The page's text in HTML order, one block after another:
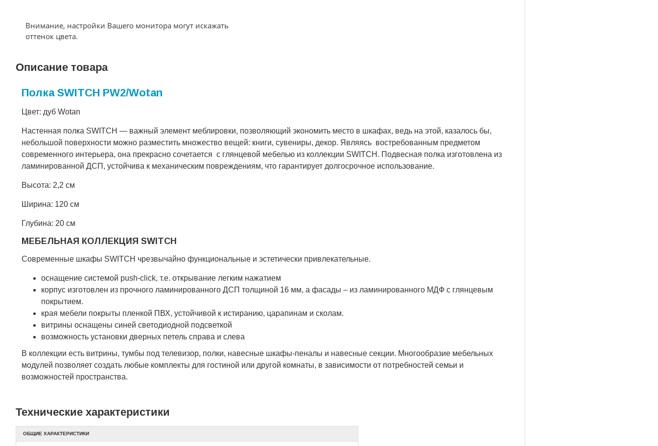
Внимание, настройки Вашего монитора могут искажать
оттенок цвета.
Описание товара
Полка SWITCH PW2/Wotan
Цвет: дуб Wotan
Настенная полка SWITCH — важный элемент меблировки, позволяющий экономить место в шкафах, ведь на этой, казалось бы,
небольшой поверхности можно разместить множество вещей: книги, сувениры, декор. Являясь востребованным предметом
современного интерьера, она прекрасно сочетается с глянцевой мебелью из коллекции SWITCH. Подвесная полка изготовлена ​​из
ламинированной ДСП, устойчива к механическим повреждениям, что гарантирует долгосрочное использование.
Высота: 2,2 см
Ширина: 120 см
Глубина: 20 см
МЕБЕЛЬНАЯ КОЛЛЕКЦИЯ SWITCH
Современные шкафы SWITCH чрезвычайно функциональные и эстетически привлекательные.
оснащение системой push-click, т.е. открывание легким нажатием
корпус изготовлен из прочного ламинированного ДСП толщиной 16 мм, а фасады – из ламинированного МДФ с глянцевым
покрытием.
края мебели покрыты пленкой ПВХ, устойчивой к истиранию, царапинам и сколам.
витрины оснащены синей светодиодной подсветкой
возможность установки дверных петель справа и слева
В коллекции есть витрины, тумбы под телевизор, полки, навесные шкафы-пеналы и навесные секции. Многообразие мебельных
модулей позволяет создать любые комплекты для гостиной или другой комнаты, в зависимости от потребностей семьи и
возможностей пространства.
Технические характеристики
ОБЩИЕ ХАРАКТЕРИСТИКИ